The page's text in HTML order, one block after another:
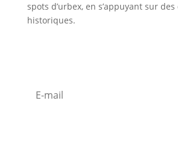
spots d’urbex, en s’appuyant sur
historiques.